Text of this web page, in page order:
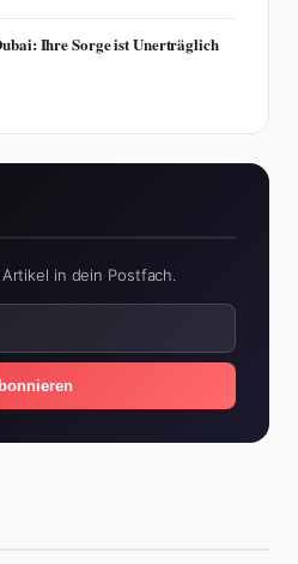
Ihre Sorge ist Unerträglich
in dein Postfach.